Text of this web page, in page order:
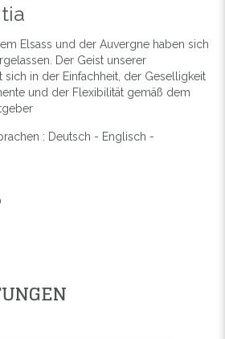
Elsass und der Auvergne haben sich
Der Geist unserer
sich in der Einfachheit, der Geselligkeit
und der Flexibilität gemäß dem
: Deutsch - Englisch -